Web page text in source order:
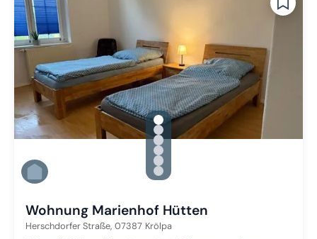
gallery.slide_selector
Zu Slide 1 wechseln
Zu Slide 2 wechseln
Zu Slide 3 wechseln
Zu Slide 4 wechseln
Zu Slide 5 wechseln
Zu Slide 6 wechseln
Wohnung Marienhof Hütten
Herschdorfer Straße, 07387 Krölpa